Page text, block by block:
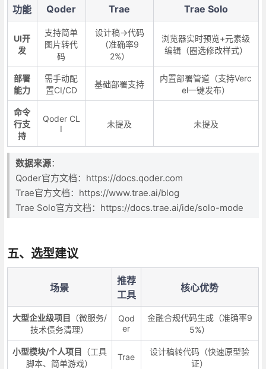
功能 Qoder Trae Trae Solo
UI开
发
支持简单
图片转代
码
设计稿→代码
（准确率9
2%）
浏览器实时预览+元素级
编辑（圈选修改样式）
部署
能力
需手动配
置CI/CD
基础部署支持
内置部署管道（支持Verc
el一键发布）
命令
行支
持
Qoder CL
I
未提及 未提及
数据来源：
Qoder官方文档：https://docs.qoder.com
Trae官方文档：https://www.trae.ai/blog
Trae Solo官方文档：https://docs.trae.ai/ide/solo-mode
五、选型建议
场景
推荐
工具
核心优势
大型企业级项目
（微服务/
技术债务清理）
Qod
er
金融合规代码生成（准确率9
5%）
小型模块/个人项目
（工具
脚本、简单游戏）
Trae
设计稿转代码（快速原型验
证）